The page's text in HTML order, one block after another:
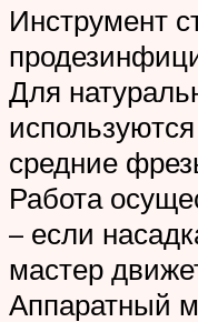
Инструмент
Для
средние
Работа
– если
мастер
Аппаратный